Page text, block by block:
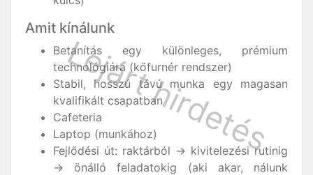
Amit kínálunk
Betanítás egy különleges, prémium
technológiára (kőfurnér rendszer)
Stabil, hosszú távú munka egy magasan
kvalifikált csapatban
Cafeteria
Laptop (munkához)
Fejlődési út: raktárból → kivitelezési rutinig
→ önálló feladatokig (aki akar, nálunk